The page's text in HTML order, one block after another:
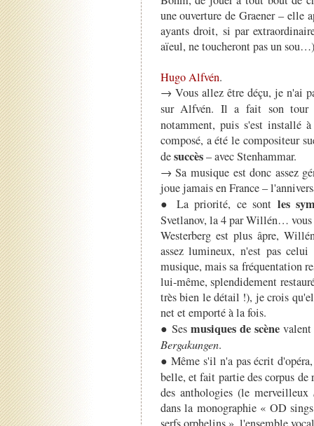
une ouverture de Graener – elle
ayants droit, si par
aïeul, ne toucheront pas un
Hugo Alfvén.
→ Vous allez être déçu, je n'ai
sur Alfvén. Il a fait son tour
notamment, puis s'est installé
composé, a été le compositeur
desuccès– avec Stenhammar.
→ Sa musique est donc assez
joue jamais en France –
● La priorité, ce sont les
Svetlanov, la 4 par Willén…
Westerberg est plus âpre,
assez lumineux, n'est pas
musique, mais sa fréquentation
lui-même, splendidement
très bien le détail !), je crois
net et emporté à la fois.
● Sesmusiques de scène
Bergakungen.
● Même s'il n'a pas écrit
belle, et fait partie des corpus de
des anthologies (le merveilleux
dans la monographie « OD